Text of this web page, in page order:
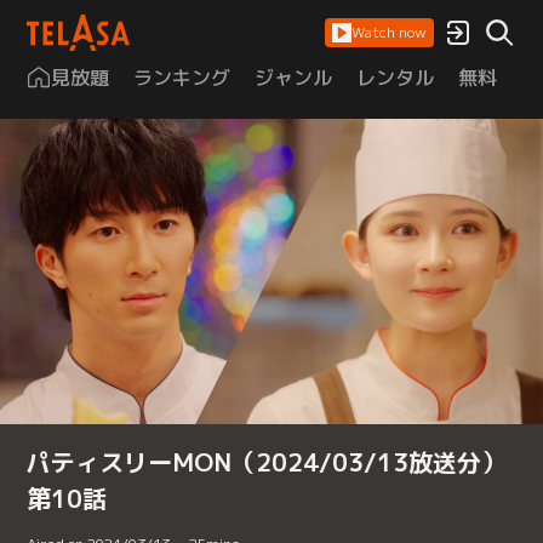
Watch now
見放題 ランキング ジャンル レンタル 無料
パティスリーMON（2024/03/13放送分）
第10話